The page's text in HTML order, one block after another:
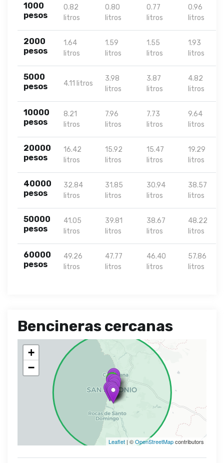
1000
pesos
0.82
litros
0.80
litros
0.77
litros
0.96
litros
2000
pesos
1.64
litros
1.59
litros
1.55
litros
1.93
litros
5000
pesos
4.11 litros
3.98
litros
3.87
litros
4.82
litros
10000
pesos
8.21
litros
7.96
litros
7.73
litros
9.64
litros
20000
pesos
16.42
litros
15.92
litros
15.47
litros
19.29
litros
40000
pesos
32.84
litros
31.85
litros
30.94
litros
38.57
litros
50000
pesos
41.05
litros
39.81
litros
38.67
litros
48.22
litros
60000
pesos
49.26
litros
47.77
litros
46.40
litros
57.86
litros
Bencineras cercanas
+
−
Leaflet | ©OpenStreetMapcontributors